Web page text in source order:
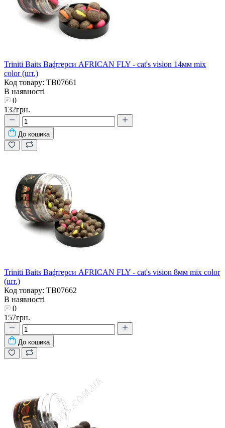
Triniti Baits Вафтерси AFRICAN FLY - cat's vision 14мм mix
color (шт.)
Код товару: TB07661
В наявності
0
132грн.
До кошика
Triniti Baits Вафтерси AFRICAN FLY - cat's vision 8мм mix color
(шт.)
Код товару: TB07662
В наявності
0
157грн.
До кошика